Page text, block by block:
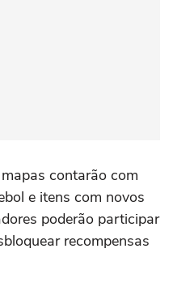
contarão com
e itens com novos
poderão participar
recompensas